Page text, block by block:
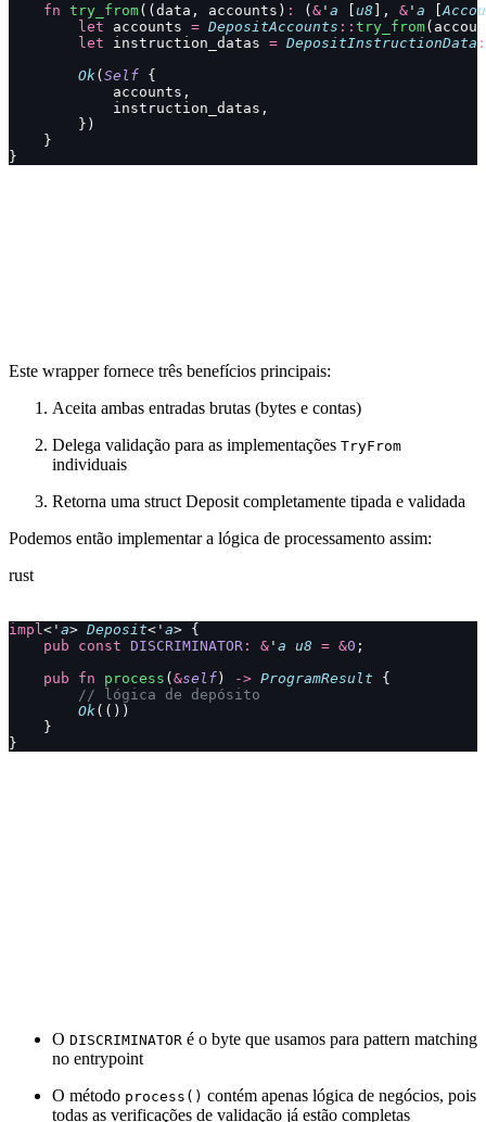
    fn
try_from((data, accounts) : (& ' a [u8 ], & ' a [
        let
accounts = DepositAccounts :: try_from
        let
instruction_datas = DepositInstructionData
        Ok
(Self {
            accounts,
            instruction_datas,
        })
    }
}
Este wrapper fornece três benefícios principais:
Aceita ambas entradas brutas (bytes e contas)
Delega validação para as implementações TryFrom
individuais
Retorna uma struct Deposit completamente tipada e validada
Podemos então implementar a lógica de processamento assim:
rust
impl <' a> Deposit<' a> {
    pub
const DISCRIMINATOR : & ' a u8 = &0 ;
    pub
fn process (&self) -> ProgramResult {
        // lógica de depósito
        Ok
(())
    }
}
O DISCRIMINATOR é o byte que usamos para pattern matching
no entrypoint
O método process() contém apenas lógica de negócios, pois
todas as verificações de validação já estão completas